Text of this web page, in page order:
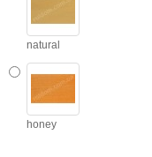
natural
honey